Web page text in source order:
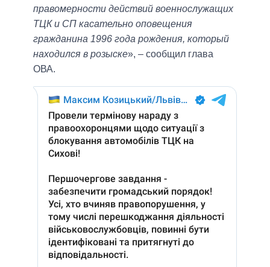
правомерности действий военнослужащих
ТЦК и СП касательно оповещения
гражданина 1996 года рождения, который
находился в розыске», – сообщил глава
ОВА.